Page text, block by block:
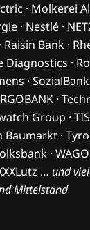
· Molkerei
· Nestlé ·
Bank ·
Diagnostics ·
·
·
Group ·
·
·
… und
Mittelstand